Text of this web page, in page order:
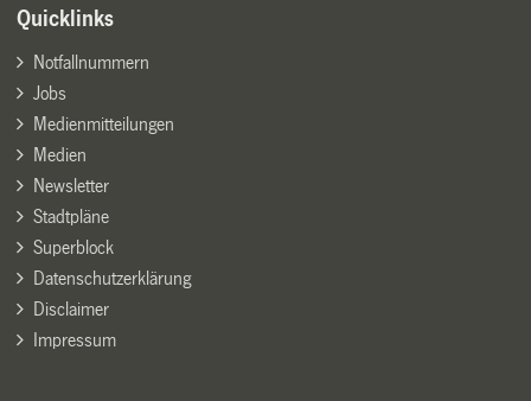
Quicklinks
Notfallnummern
Jobs
Medienmitteilungen
Medien
Newsletter
Stadtpläne
Superblock
Datenschutzerklärung
Disclaimer
Impressum